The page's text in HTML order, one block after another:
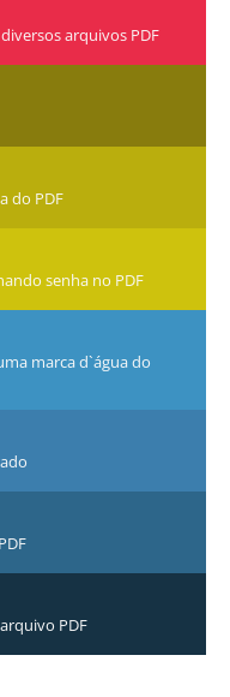
arquivos PDF
do PDF
senha no PDF
marca d`água do
PDF